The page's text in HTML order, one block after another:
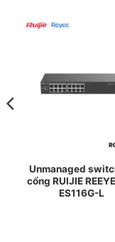
Unmanaged
cổng RUIJIE
ES116G-L